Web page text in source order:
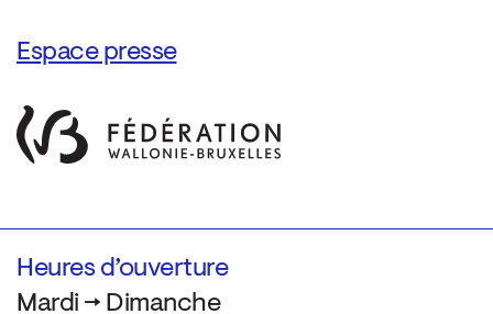
Espace presse
Heures d’ouverture
Mardi → Dimanche